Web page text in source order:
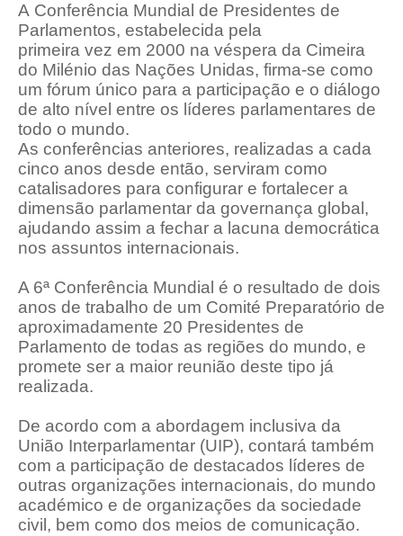
A Conferência Mundial de Presidentes de
Parlamentos, estabelecida pela
primeira vez em 2000 na véspera da Cimeira
do Milénio das Nações Unidas, firma-se como
um fórum único para a participação e o diálogo
de alto nível entre os líderes parlamentares de
todo o mundo.
As conferências anteriores, realizadas a cada
cinco anos desde então, serviram como
catalisadores para configurar e fortalecer a
dimensão parlamentar da governança global,
ajudando assim a fechar a lacuna democrática
nos assuntos internacionais.
A 6ª Conferência Mundial é o resultado de dois
anos de trabalho de um Comité Preparatório de
aproximadamente 20 Presidentes de
Parlamento de todas as regiões do mundo, e
promete ser a maior reunião deste tipo já
realizada.
De acordo com a abordagem inclusiva da
União Interparlamentar (UIP), contará também
com a participação de destacados líderes de
outras organizações internacionais, do mundo
académico e de organizações da sociedade
civil, bem como dos meios de comunicação.